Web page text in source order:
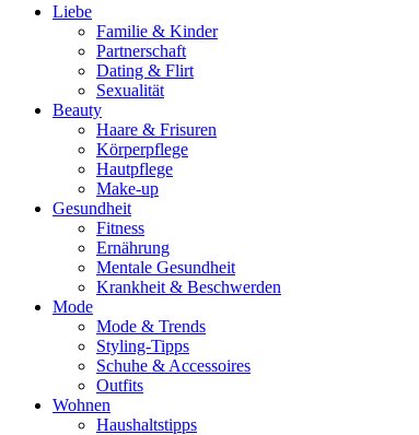
Liebe
Familie & Kinder
Partnerschaft
Dating & Flirt
Sexualität
Beauty
Haare & Frisuren
Körperpflege
Hautpflege
Make-up
Gesundheit
Fitness
Ernährung
Mentale Gesundheit
Krankheit & Beschwerden
Mode
Mode & Trends
Styling-Tipps
Schuhe & Accessoires
Outfits
Wohnen
Haushaltstipps